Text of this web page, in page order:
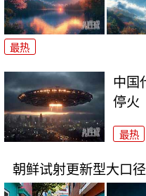
最热
中国
停火
最热
朝鲜试射更新型大口